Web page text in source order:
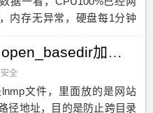
内存无异常，硬盘每1分钟
录的登陆信息ssh上去，均
误...
利用.user.ini文件修改 open_basedir加强php系统安全性
安全
lnmp文件，里面放的是网站
径地址，目的是防止跨目录